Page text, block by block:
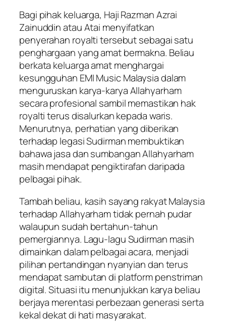
Bagi pihak keluarga, Haji Razman Azrai
Zainuddin atau Atai menyifatkan
penyerahan royalti tersebut sebagai satu
penghargaan yang amat bermakna. Beliau
berkata keluarga amat menghargai
kesungguhan EMI Music Malaysia dalam
menguruskan karya-karya Allahyarham
secara profesional sambil memastikan hak
royalti terus disalurkan kepada waris.
Menurutnya, perhatian yang diberikan
terhadap legasi Sudirman membuktikan
bahawa jasa dan sumbangan Allahyarham
masih mendapat pengiktirafan daripada
pelbagai pihak.
Tambah beliau, kasih sayang rakyat Malaysia
terhadap Allahyarham tidak pernah pudar
walaupun sudah bertahun-tahun
pemergiannya. Lagu-lagu Sudirman masih
dimainkan dalam pelbagai acara, menjadi
pilihan pertandingan nyanyian dan terus
mendapat sambutan di platform penstriman
digital. Situasi itu menunjukkan karya beliau
berjaya merentasi perbezaan generasi serta
kekal dekat di hati masyarakat.